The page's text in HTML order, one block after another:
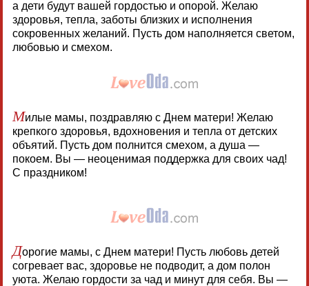
а дети будут вашей гордостью и опорой. Желаю
здоровья, тепла, заботы близких и исполнения
сокровенных желаний. Пусть дом наполняется светом,
любовью и смехом.
Милые мамы, поздравляю с Днем матери! Желаю
крепкого здоровья, вдохновения и тепла от детских
объятий. Пусть дом полнится смехом, а душа —
покоем. Вы — неоценимая поддержка для своих чад!
С праздником!
Дорогие мамы, с Днем матери! Пусть любовь детей
согревает вас, здоровье не подводит, а дом полон
уюта. Желаю гордости за чад и минут для себя. Вы —